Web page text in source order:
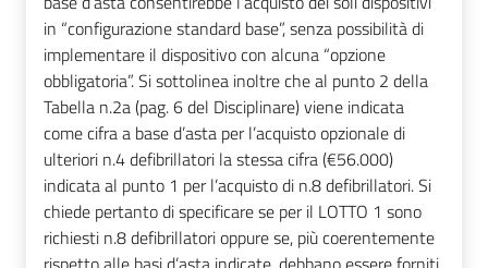
in “configurazione standard base”, senza possibilità di
implementare il dispositivo con alcuna “opzione
obbligatoria”. Si sottolinea inoltre che al punto 2 della
Tabella n.2a (pag. 6 del Disciplinare) viene indicata
come cifra a base d’asta per l’acquisto opzionale di
ulteriori n.4 defibrillatori la stessa cifra (€56.000)
indicata al punto 1 per l’acquisto di n.8 defibrillatori. Si
chiede pertanto di specificare se per il LOTTO 1 sono
richiesti n.8 defibrillatori oppure se, più coerentemente